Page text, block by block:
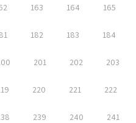
163 164 165
182 183 184
201 202 203
220 221 222
239 240 241